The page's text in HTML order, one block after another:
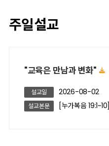
주일설교
"교육은 만남과 변화"
설교일 2026-08-02
설교본문 [누가복음 19:1~10]